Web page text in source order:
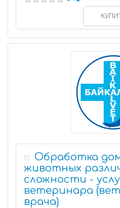
13
Обработка
животных
сложности -
ветеринара
врача)